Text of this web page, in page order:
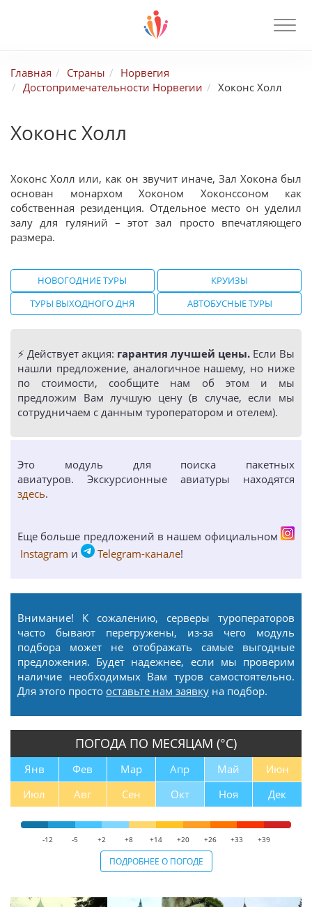
Главная Страны
Норвегия
Достопримечательности Норвегии
Хоконс Холл
Хоконс Холл
Хоконс Холл или, как он звучит иначе, Зал Хокона был
основан монархом Хоконом Хоконссоном как
собственная резиденция. Отдельное место он уделил
залу для гуляний – этот зал просто впечатляющего
размера.
НОВОГОДНИЕ ТУРЫ
КРУИЗЫ
ТУРЫ ВЫХОДНОГО ДНЯ
АВТОБУСНЫЕ ТУРЫ
⚡️ Действует акция: гарантия лучшей цены. Если Вы
нашли предложение, аналогичное нашему, но ниже
по стоимости, сообщите нам об этом и мы
предложим Вам лучшую цену (в случае, если мы
сотрудничаем с данным туроператором и отелем).
Это модуль для поиска пакетных
авиатуров. Экскурсионные авиатуры находятся
здесь.
Еще больше предложений в нашем официальном
Instagram и Telegram-канале!
Внимание! К сожалению, серверы туроператоров
часто бывают перегружены, из-за чего модуль
подбора может не отображать самые выгодные
предложения. Будет надежнее, если мы проверим
наличие необходимых Вам туров самостоятельно.
Для этого просто оставьте нам заявку на подбор.
ПОГОДА ПО МЕСЯЦАМ (°С)
Янв Фев Мар Апр Май
Июн
Июл
Авг Сен Окт Ноя Дек
-12 -5 +2 +8 +14 +20 +26 +33 +39
ПОДРОБНЕЕ О ПОГОДЕ